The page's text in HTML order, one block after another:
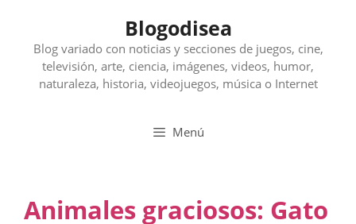
contenido
Blogodisea
Blog variado con noticias y secciones de juegos, cine,
televisión, arte, ciencia, imágenes, videos, humor,
naturaleza, historia, videojuegos, música o Internet
Menú
Animales graciosos: Gato